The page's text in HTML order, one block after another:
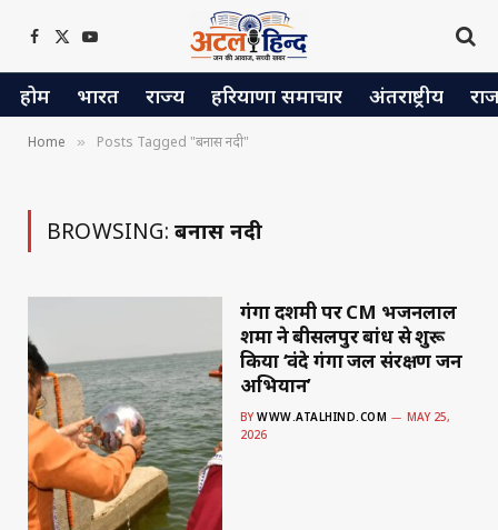
Facebook
X
(Twitter)
YouTube
होम भारत राज्य हरियाणा समाचार अंतराष्ट्रीय
Home » Posts Tagged "बनास नदी"
BROWSING: बनास नदी
गंगा दशमी पर CM भजनलाल
शर्मा ने बीसलपुर बांध से शुरू
किया ‘वंदे गंगा जल संरक्षण जन
अभियान’
BY WWW.ATALHIND.COM
MAY 25,
2026